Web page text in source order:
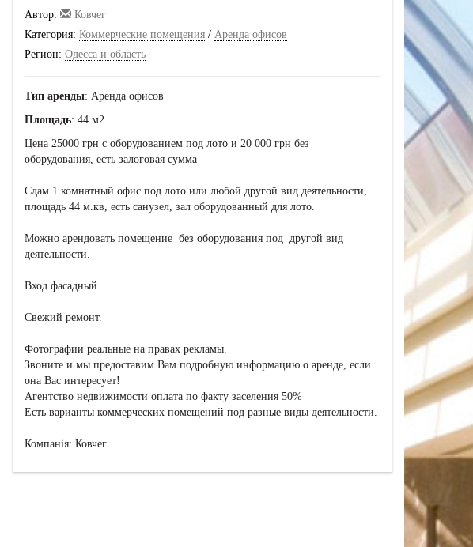
Автор:
Ковчег
Категория: Коммерческие помещения/ Аренда офисов
Регион: Одесса и область
Тип аренды: Аренда офисов
Площадь: 44 м2
Цена 25000 грн с оборудованием под лото и 20 000 грн без
оборудования, есть залоговая сумма
Сдам 1 комнатный офис под лото или любой другой вид деятельности,
площадь 44 м.кв, есть санузел, зал оборудованный для лото.
Можно арендовать помещение без оборудования под другой вид
деятельности.
Вход фасадный.
Свежий ремонт.
Фотографии реальные на правах рекламы.
Звоните и мы предоставим Вам подробную информацию о аренде, если
она Вас интересует!
Агентство недвижимости оплата по факту заселения 50%
Есть варианты коммерческих помещений под разные виды деятельности.
Компанія: Ковчег